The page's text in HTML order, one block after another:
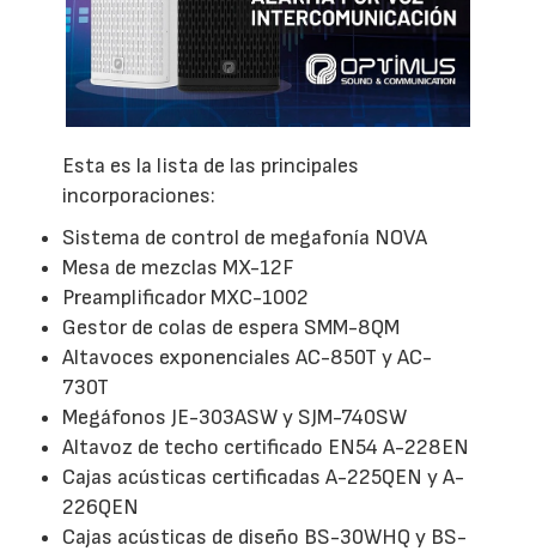
Esta es la lista de las principales
incorporaciones:
Sistema de control de megafonía NOVA
Mesa de mezclas MX-12F
Preamplificador MXC-1002
Gestor de colas de espera SMM-8QM
Altavoces exponenciales AC-850T y AC-
730T
Megáfonos JE-303ASW y SJM-740SW
Altavoz de techo certificado EN54 A-228EN
Cajas acústicas certificadas A-225QEN y A-
226QEN
Cajas acústicas de diseño BS-30WHQ y BS-